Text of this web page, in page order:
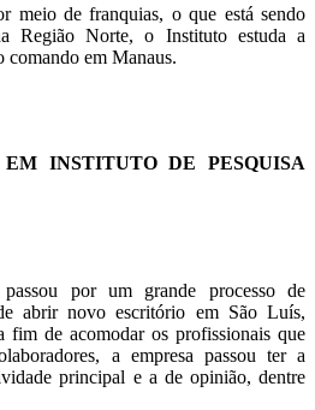
meio de franquias, o que está sendo
Região Norte, o Instituto estuda a
comando em Manaus.
INSTITUTO DE PESQUISA
passou por um grande processo de
abrir novo escritório em São Luís,
fim de acomodar os profissionais que
a empresa passou ter a
principal e a de opinião, dentre